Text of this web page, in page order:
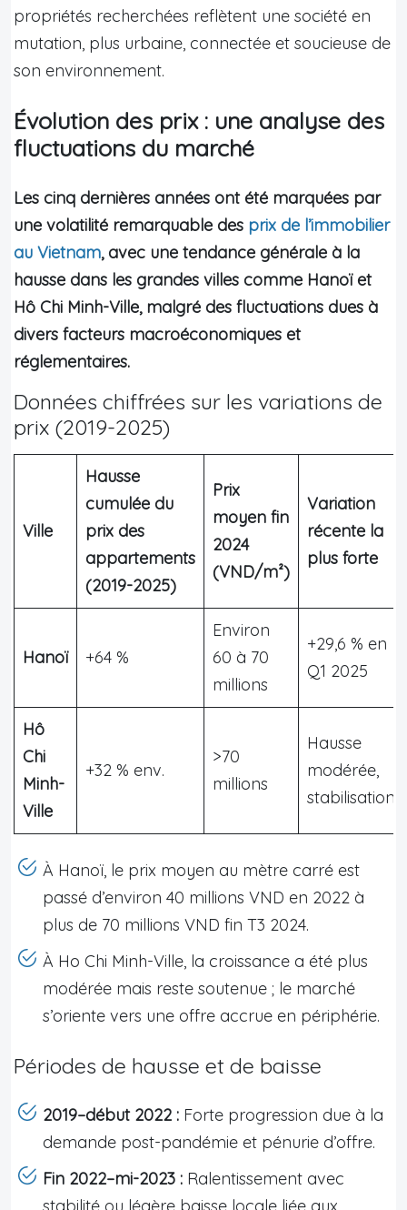
propriétés recherchées reflètent une société en
mutation, plus urbaine, connectée et soucieuse de
son environnement.
Évolution des prix : une analyse des
fluctuations du marché
Les cinq dernières années ont été marquées par
une volatilité remarquable des prix de l’immobilier
au Vietnam, avec une tendance générale à la
hausse dans les grandes villes comme Hanoï et
Hô Chi Minh-Ville, malgré des fluctuations dues à
divers facteurs macroéconomiques et
réglementaires.
Données chiffrées sur les variations de
prix (2019-2025)
Ville
Hausse
cumulée du
prix des
appartements
(2019-2025)
Prix
moyen fin
2024
(VND/m²)
Variation
récente la
plus forte
Hanoï +64 %
Environ
60 à 70
millions
+29,6 % en
Q1 2025
Hô
Chi
Minh-
Ville
+32 % env.
>70
millions
Hausse
modérée,
stabilisation
À Hanoï, le prix moyen au mètre carré est
passé d’environ 40 millions VND en 2022 à
plus de 70 millions VND fin T3 2024.
À Ho Chi Minh-Ville, la croissance a été plus
modérée mais reste soutenue ; le marché
s’oriente vers une offre accrue en périphérie.
Périodes de hausse et de baisse
2019–début 2022 : Forte progression due à la
demande post-pandémie et pénurie d’offre.
Fin 2022–mi-2023 : Ralentissement avec
stabilité ou légère baisse locale liée aux